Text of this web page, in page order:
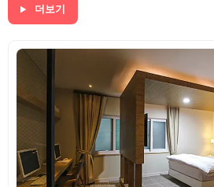
더보기